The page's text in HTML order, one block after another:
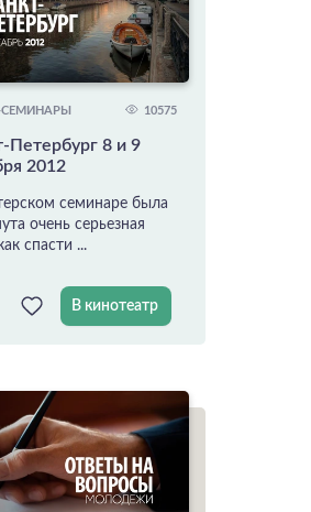
10575
Петербург 8 и 9
2012
семинаре была
очень серьезная
спасти ...
В кинотеатр